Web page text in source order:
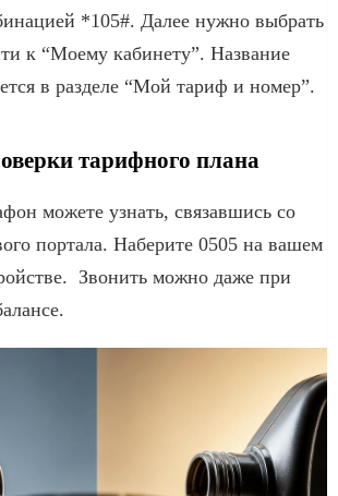
*105#. Далее нужно выбрать
к “Моему кабинету”. Название
в разделе “Мой тариф и номер”.
тарифного плана
можете узнать, связавшись со
портала. Наберите 0505 на вашем
Звонить можно даже при